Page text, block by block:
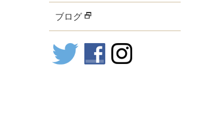
ブログ